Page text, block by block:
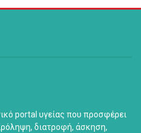
portal υγείας που προσφέρει
διατροφή, άσκηση,